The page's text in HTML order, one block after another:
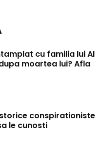
cu familia lui Al
moartea lui? Afla
conspirationiste
le cunosti